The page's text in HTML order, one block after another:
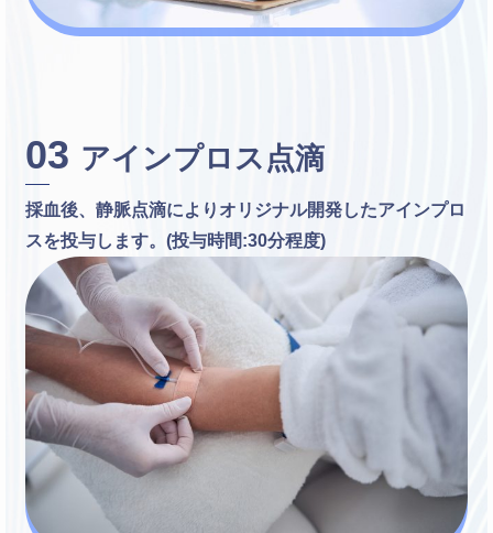
03 アインプロス点滴
採血後、静脈点滴によりオリジナル開発したアインプロ
スを投与します。(投与時間:30分程度)